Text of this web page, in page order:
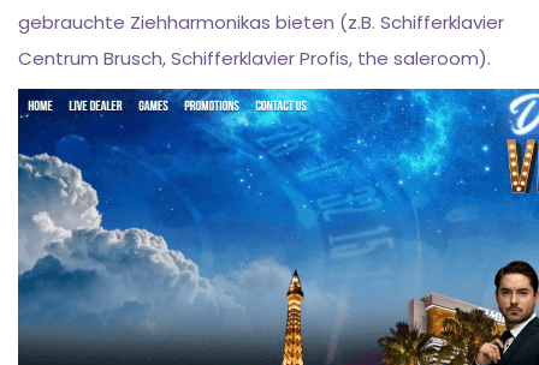
gebrauchte Ziehharmonikas bieten (z.B. Schifferklavier
Centrum Brusch, Schifferklavier Profis, the saleroom).